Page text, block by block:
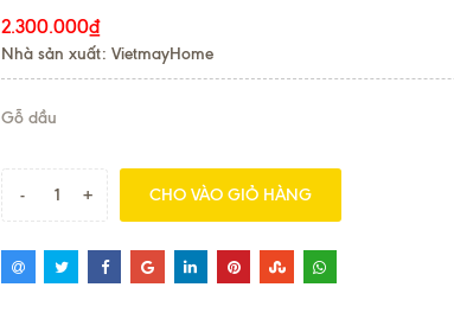
2.300.000₫
Nhà sản xuất: VietmayHome
Gỗ dầu
- + CHO VÀO GIỎ HÀNG